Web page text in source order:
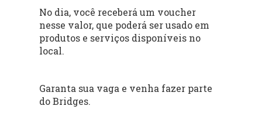
No dia, você receberá um voucher
nesse valor, que poderá ser usado em
produtos e serviços disponíveis no
local.
Garanta sua vaga e venha fazer parte
do Bridges.